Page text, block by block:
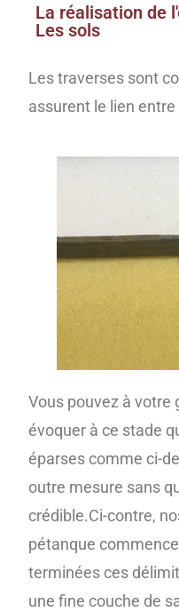
La réalisation de
Les sols
Les traverses sont
assurent le lien
Vous pouvez à votre
évoquer à ce stade
éparses comme ci-
outre mesure sans
crédible.Ci-contre,
pétanque
terminées ces
une fine couche de